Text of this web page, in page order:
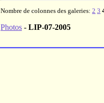
Nombre de colonnes des galeries: 2 3
Photos - LIP-07-2005